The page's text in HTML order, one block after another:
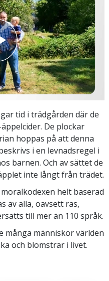
tid i trädgården där de
De plockar
hoppas på att denna
i en levnadsregel i
barnen. Och av sättet de
inte långt från trädet.
helt baserad
av alla, oavsett ras,
till mer än 110 språk.
många människor världen
och blomstrar i livet.